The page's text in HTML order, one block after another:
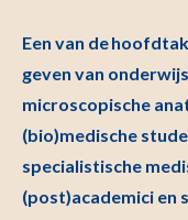
Een van de
geven van
microscopische
(bio)medische
specialistische
(post)academici en